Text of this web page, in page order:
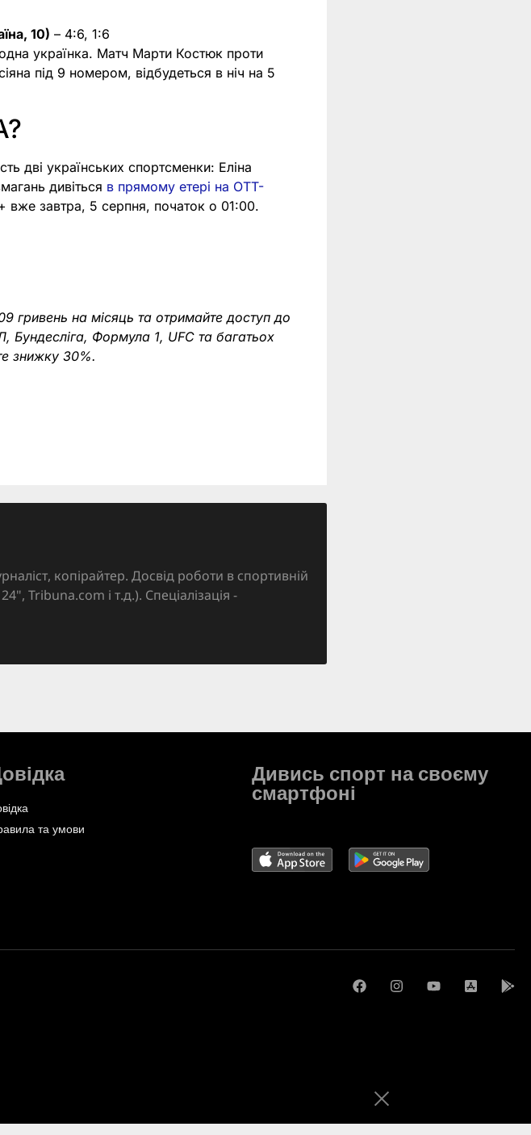
10) – 4:6, 1:6
українка. Матч Марти Костюк проти
під 9 номером, відбудеться в ніч на 5
дві українських спортсменки: Еліна
дивіться в прямому етері на OTT-
вже завтра, 5 серпня, початок о 01:00.
гривень на місяць та отримайте доступ до
Бундесліга, Формула 1, UFC та багатьох
знижку 30%.
копірайтер. Досвід роботи в спортивній
Tribuna.com і т.д.). Спеціалізація -
та умови
Дивись спорт на своєму
смартфоні